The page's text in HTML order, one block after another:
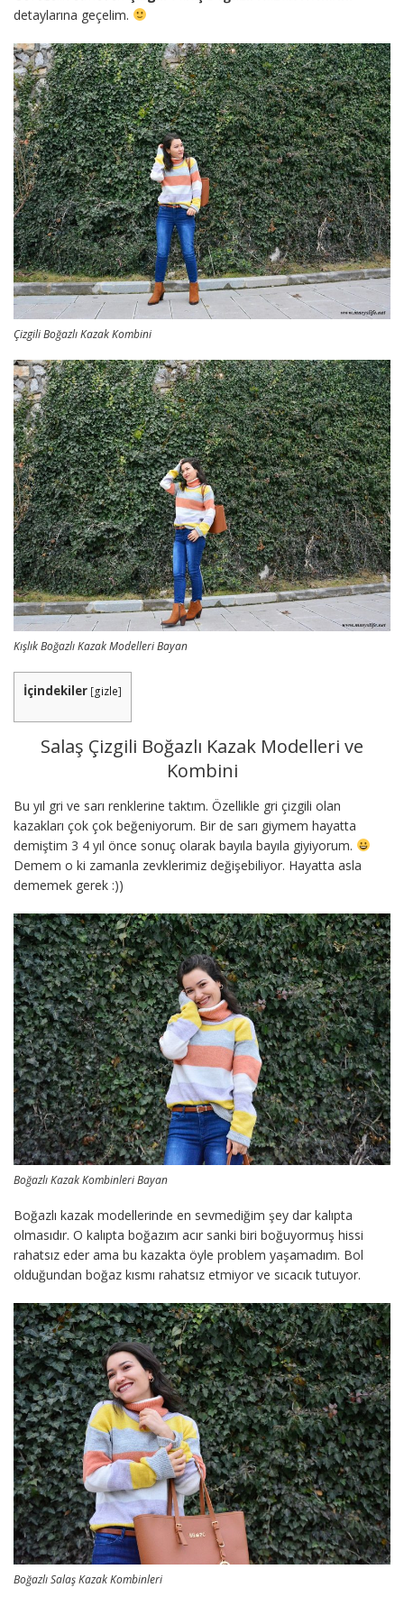
detaylarına geçelim.
Çizgili Boğazlı Kazak Kombini
Kışlık Boğazlı Kazak Modelleri Bayan
İçindekiler [gizle]
Salaş Çizgili Boğazlı Kazak Modelleri ve
Kombini
Bu yıl gri ve sarı renklerine taktım. Özellikle gri çizgili olan
kazakları çok çok beğeniyorum. Bir de sarı giymem hayatta
demiştim 3 4 yıl önce sonuç olarak bayıla bayıla giyiyorum.
Demem o ki zamanla zevklerimiz değişebiliyor. Hayatta asla
dememek gerek :))
Boğazlı Kazak Kombinleri Bayan
Boğazlı kazak modellerinde en sevmediğim şey dar kalıpta
olmasıdır. O kalıpta boğazım acır sanki biri boğuyormuş hissi
rahatsız eder ama bu kazakta öyle problem yaşamadım. Bol
olduğundan boğaz kısmı rahatsız etmiyor ve sıcacık tutuyor.
Boğazlı Salaş Kazak Kombinleri